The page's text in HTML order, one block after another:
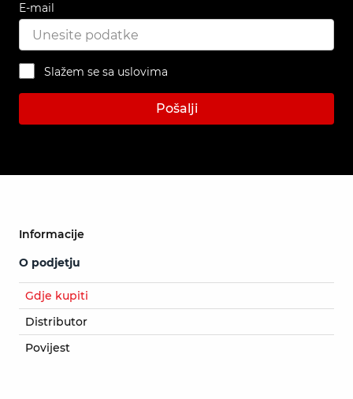
E-mail
Slažem se sa uslovima
Pošalji
Informacije
O podjetju
Gdje kupiti
Distributor
Povijest